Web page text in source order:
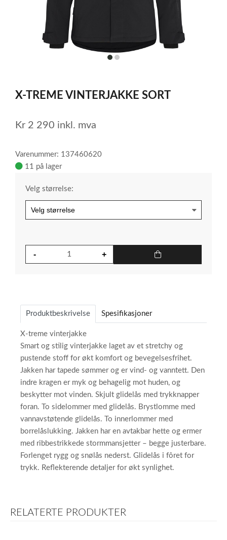
itemitem
of
X-TREME VINTERJAKKE SORT
Kr 2 290 inkl. mva
Varenummer: 137460620
11 på lager
Velg størrelse:
Produktbeskrivelse Spesifikasjoner
X-treme vinterjakke
Smart og stilig vinterjakke laget av et stretchy og
pustende stoff for økt komfort og bevegelsesfrihet.
Jakken har tapede sømmer og er vind- og vanntett. Den
indre kragen er myk og behagelig mot huden, og
beskytter mot vinden. Skjult glidelås med trykknapper
foran. To sidelommer med glidelås. Brystlomme med
vannavstøtende glidelås. To innerlommer med
borrelåslukking. Jakken har en avtakbar hette og ermer
med ribbestrikkede stormmansjetter – begge justerbare.
Forlenget rygg og snølås nederst. Glidelås i fôret for
trykk. Reflekterende detaljer for økt synlighet.
RELATERTE PRODUKTER